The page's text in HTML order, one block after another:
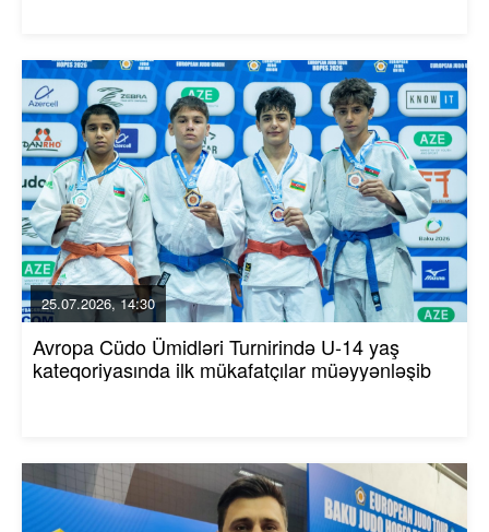
25.07.2026, 14:30
Avropa Cüdo Ümidləri Turnirində U-14 yaş
kateqoriyasında ilk mükafatçılar müəyyənləşib